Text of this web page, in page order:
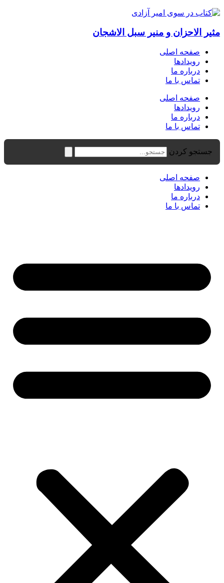
مثیر الاحزان و منیر سبل الاشجان
صفحه اصلی
رویدادها
درباره ما
تماس با ما
صفحه اصلی
رویدادها
درباره ما
تماس با ما
جستجو کردن
صفحه اصلی
رویدادها
درباره ما
تماس با ما